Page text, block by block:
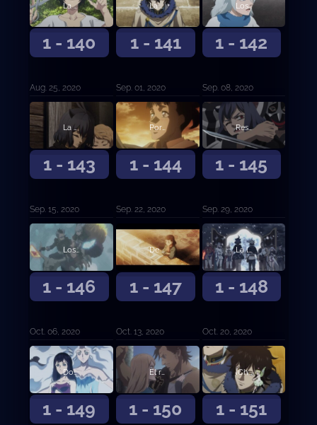
1 - 140
La petición de Julius
Aug. 25, 2020
1 - 141
La familia dorada
Sep. 01, 2020
1 - 142
Los que se quedaron atrás
Sep. 08, 2020
1 - 143
La balanza decantada
Sep. 15, 2020
1 - 144
Por la extinción de los diablos
Sep. 22, 2020
1 - 145
Rescate
Sep. 29, 2020
1 - 146
Los que veneran a los diablos
Oct. 06, 2020
1 - 147
De vida o muerte
Oct. 13, 2020
1 - 148
La luz que ilumina la oscuridad
Oct. 20, 2020
1 - 149
Dos búsquedas
1 - 150
El reto de las damas
1 - 151
¡Choque! ¡Batalla entre capitanes!